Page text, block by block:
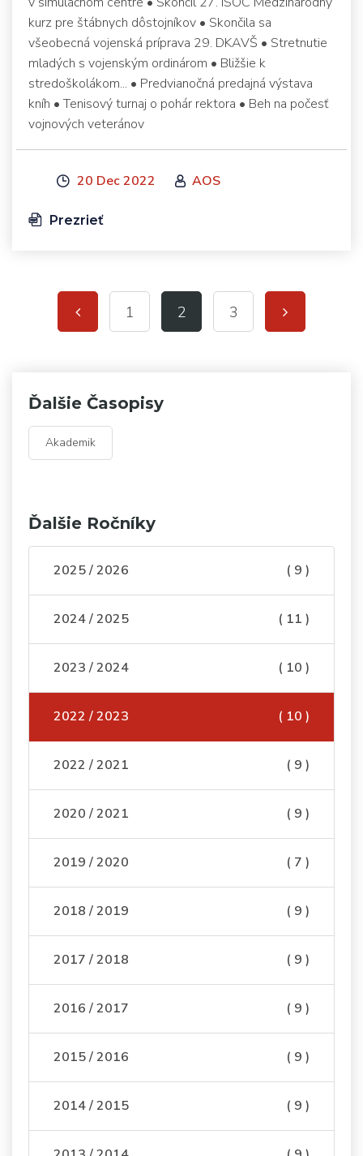
kurz pre štábnych dôstojníkov • Skončila sa
všeobecná vojenská príprava 29. DKAVŠ • Stretnutie
mladých s vojenským ordinárom • Bližšie k
stredoškolákom... • Predvianočná predajná výstava
kníh • Tenisový turnaj o pohár rektora • Beh na počesť
vojnových veteránov
20 Dec 2022 AOS
Prezrieť
1 2 3
Ďalšie Časopisy
Akademik
Ďalšie Ročníky
2025 / 2026 ( 9 )
2024 / 2025 ( 11 )
2023 / 2024 ( 10 )
2022 / 2023 ( 10 )
2022 / 2021 ( 9 )
2020 / 2021 ( 9 )
2019 / 2020 ( 7 )
2018 / 2019 ( 9 )
2017 / 2018 ( 9 )
2016 / 2017 ( 9 )
2015 / 2016 ( 9 )
2014 / 2015 ( 9 )